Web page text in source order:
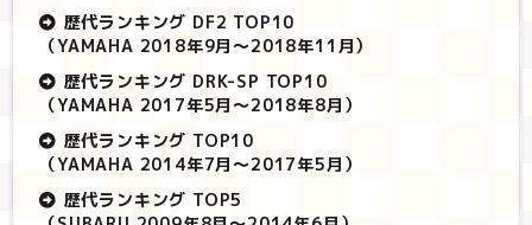
歴代ランキング DF2 TOP10
（YAMAHA 2018年9月～2018年11月）
歴代ランキング DRK-SP TOP10
（YAMAHA 2017年5月～2018年8月）
歴代ランキング TOP10
（YAMAHA 2014年7月～2017年5月）
歴代ランキング TOP5